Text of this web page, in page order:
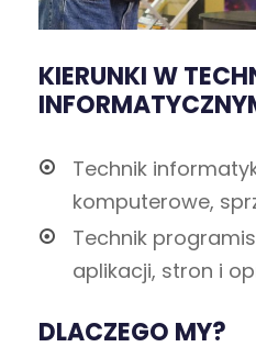
KIERUNKI W
Technik
komputerowe,
Technik
aplikacji, stron i
DLACZEGO MY?